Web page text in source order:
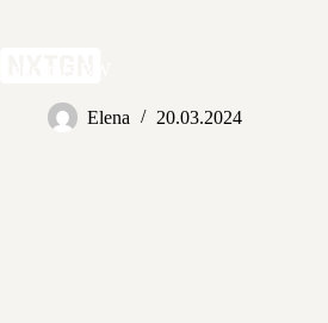
Elena 20.03.2024